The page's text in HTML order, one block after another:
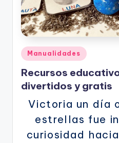
Publicado
en
Manualidades
Recursos
divertidos y gratis
Victoria un día
estrellas fue
curiosidad